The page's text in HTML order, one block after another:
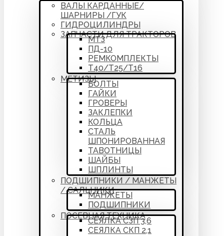
ВАЛЫ КАРДАННЫЕ/
ШАРНИРЫ /ГУК
ГИДРОЦИЛИНДРЫ
ЗАПЧАСТИ ДЛЯ ТРАКТОРОВ
МТЗ
ПД-10
РЕМКОМПЛЕКТЫ
Т40/Т25/Т16
МЕТИЗЫ
БОЛТЫ
ГАЙКИ
ГРОВЕРЫ
ЗАКЛЕПКИ
КОЛЬЦА
СТАЛЬ
ШПОНИРОВАННАЯ
ТАВОТНИЦЫ
ШАЙБЫ
ШПЛИНТЫ
ПОДШИПНИКИ / МАНЖЕТЫ
/ САЛЬНИКИ
МАНЖЕТЫ
ПОДШИПНИКИ
ПОСЕВНАЯ ТЕХНИКА
СЕЯЛКА СЗП 3,6
СЕЯЛКА СКП 2,1